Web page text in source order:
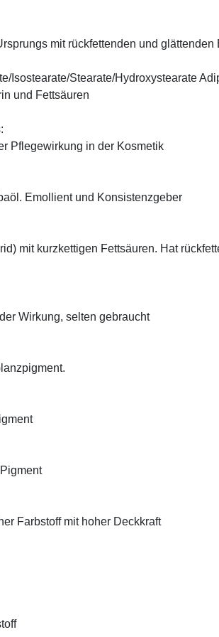
mit rückfettenden und glättenden
Isostearate/Stearate/Hydroxystearate
und Fettsäuren
Pflegewirkung in der Kosmetik
Emollient und Konsistenzgeber
mit kurzkettigen Fettsäuren. Hat
Wirkung, selten gebraucht
Farbstoff mit hoher Deckkraft